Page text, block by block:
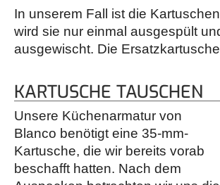
In unserem Fall ist die
wird sie nur einmal ausgespült
ausgewischt. Die
KARTUSCHE TAUSCHEN
Unsere Küchenarmatur von
Blanco benötigt eine 35-mm-
Kartusche, die wir bereits vorab
beschafft hatten. Nach dem